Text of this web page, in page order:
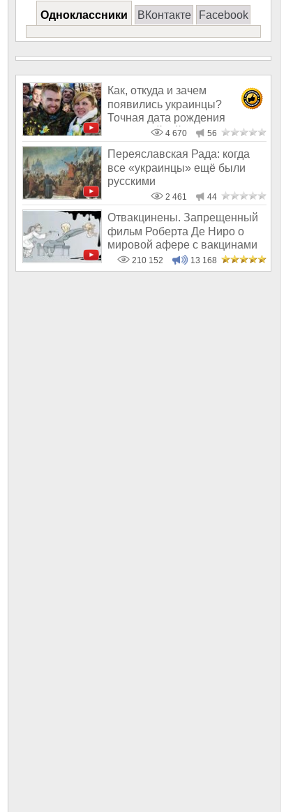
Одноклассники ВКонтакте Facebook
Как, откуда и зачем
появились украинцы?
Точная дата рождения
«самостийной» нации
4 670 56
Переяславская Рада: когда
все «украинцы» ещё были
русскими
2 461 44
Отвакцинены. Запрещенный
фильм Роберта Де Ниро о
мировой афере с вакцинами
210 152 13 168